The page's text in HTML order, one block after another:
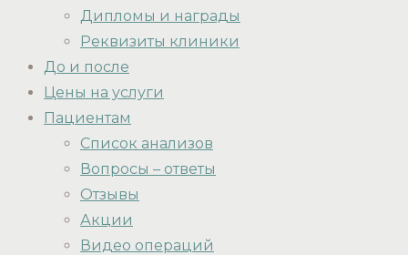
Дипломы и награды
Реквизиты клиники
До и после
Цены на услуги
Пациентам
Список анализов
Вопросы – ответы
Отзывы
Акции
Видео операций